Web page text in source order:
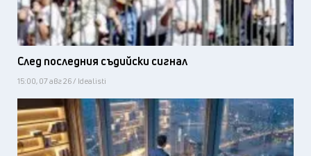
След последния съдийски сигнал
15:00, 07 авг 26 / Idealisti